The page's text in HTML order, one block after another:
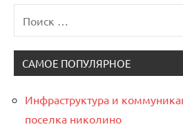
для:
САМОЕ ПОПУЛЯРНОЕ
Инфраструктура и
поселка николино